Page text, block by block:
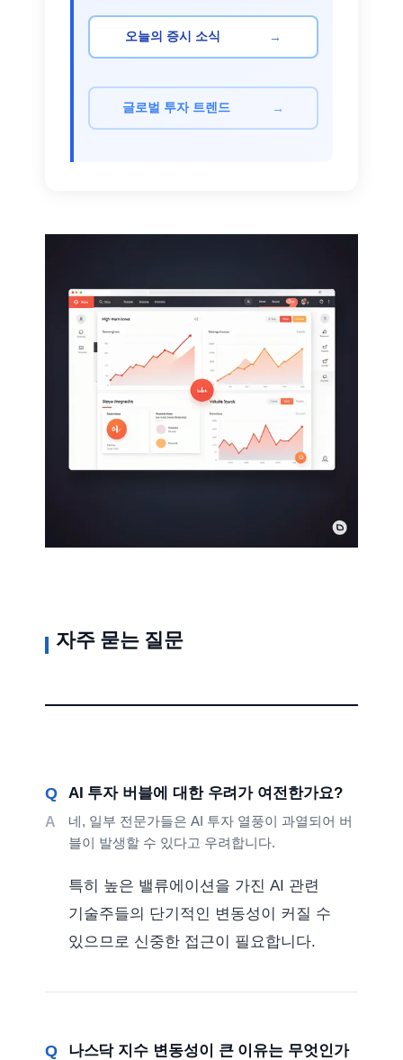
오늘의 증시 소식 →
글로벌 투자 트렌드 →
자주 묻는 질문
AI 투자 버블에 대한 우려가 여전한가요?
네, 일부 전문가들은 AI 투자 열풍이 과열되어 버
블이 발생할 수 있다고 우려합니다.
특히 높은 밸류에이션을 가진 AI 관련
기술주들의 단기적인 변동성이 커질 수
있으므로 신중한 접근이 필요합니다.
나스닥 지수 변동성이 큰 이유는 무엇인가